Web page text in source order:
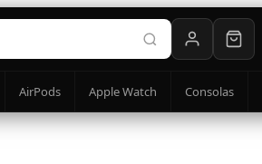
AirPods Apple Watch Consolas